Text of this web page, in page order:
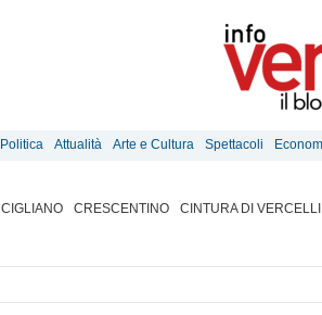
Politica Attualità Arte e Cultura Spettacoli
CIGLIANO CRESCENTINO
CINTURA DI VERCELLI